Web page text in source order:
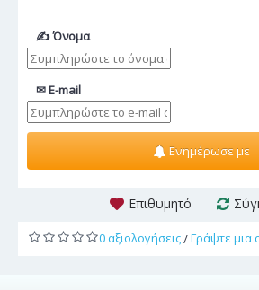
✍ Όνομα
✉ E-mail
Ενημέρωσε με
Επιθυμητό
0 αξιολογήσεις/Γράψτε μια